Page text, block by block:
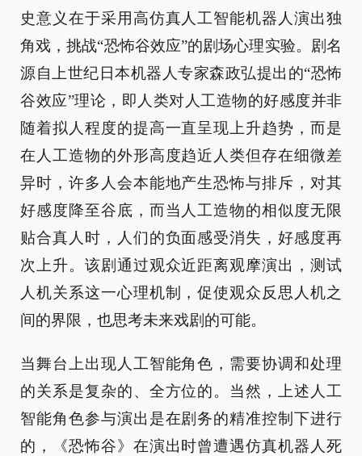
史意义在于采用高仿真人工智能机器人演出独
角戏，挑战“恐怖谷效应”的剧场心理实验‌。剧名
源自上世纪日本机器人专家森政弘提出的“恐怖
谷效应”理论，即人类对人工造物的好感度并非
随着拟人程度的提高一直呈现上升趋势，而是
在人工造物的外形高度趋近人类但存在细微差
异时，许多人会本能地产生恐怖与排斥，对其
好感度降至谷底，而当人工造物的相似度无限
贴合真人时，人们的负面感受消失，好感度再
次上升。该剧通过观众近距离观摩演出，测试
人机关系这一心理机制，促使观众反思人机之
间的界限，也思考未来戏剧的可能。
当舞台上出现人工智能角色，需要协调和处理
的关系是复杂的、全方位的。当然，上述人工
智能角色参与演出是在剧务的精准控制下进行
的，《恐怖谷》在演出时曾遭遇仿真机器人死